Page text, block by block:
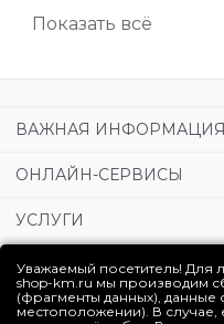
Показать всё
ВАЖНАЯ ИНФОРМАЦИЯ
ОНЛАЙН-СЕРВИСЫ
УСЛУГИ
ЛИЧНЫЙ КАБИНЕТ
Уважаемый посетитель! Для
shop-km.ru мы производим
(фрагменты данных),
местоположении). В случае,